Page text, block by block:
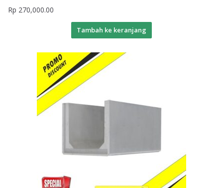
Rp 270,000.00
Tambah ke keranjang